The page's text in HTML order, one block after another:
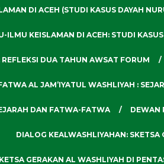
DI ACEH (STUDI KASUS DAYAH
ILMU KEISLAMAN DI ACEH: STUDI
REFLEKSI DUA TAHUN AWSAT FORUM
AL JAM’IYATUL WASHLIYAH :
DAN FATWA-FATWA DEWAN
DIALOG KEALWASHLIYAHAN:
GERAKAN AL WASHLIYAH DI